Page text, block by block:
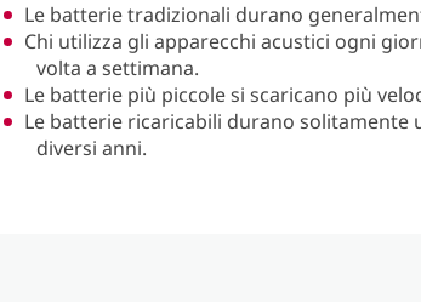
Le batterie tradizionali durano
Chi utilizza gli apparecchi acustici ogni
volta a settimana.
Le batterie più piccole si scaricano più
Le batterie ricaricabili durano
diversi anni.